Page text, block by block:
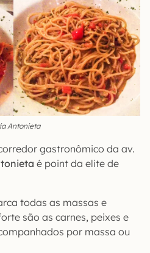
Antonieta
gastronômico da av.
é point da elite de
todas as massas e
são as carnes, peixes e
por massa ou